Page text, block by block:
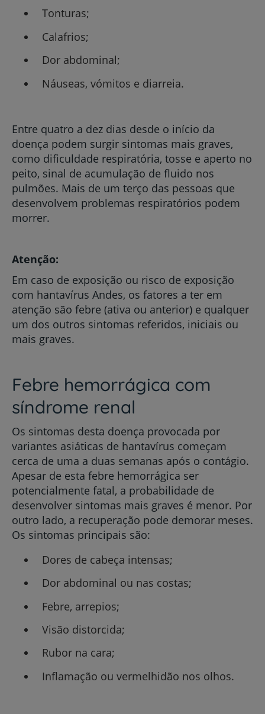
Tonturas;
Calafrios;
Dor abdominal;
Náuseas, vómitos e diarreia.
Entre quatro a dez dias desde o início da
doença podem surgir sintomas mais graves,
como dificuldade respiratória, tosse e aperto no
peito, sinal de acumulação de fluido nos
pulmões. Mais de um terço das pessoas que
desenvolvem problemas respiratórios podem
morrer.
Atenção:
Em caso de exposição ou risco de exposição
com hantavírus Andes, os fatores a ter em
atenção são febre (ativa ou anterior) e qualquer
um dos outros sintomas referidos, iniciais ou
mais graves.
Febre hemorrágica com
síndrome renal
Os sintomas desta doença provocada por
variantes asiáticas de hantavírus começam
cerca de uma a duas semanas após o contágio.
Apesar de esta febre hemorrágica ser
potencialmente fatal, a probabilidade de
desenvolver sintomas mais graves é menor. Por
outro lado, a recuperação pode demorar meses.
Os sintomas principais são:
Dores de cabeça intensas;
Dor abdominal ou nas costas;
Febre, arrepios;
Visão distorcida;
Rubor na cara;
Inflamação ou vermelhidão nos olhos.